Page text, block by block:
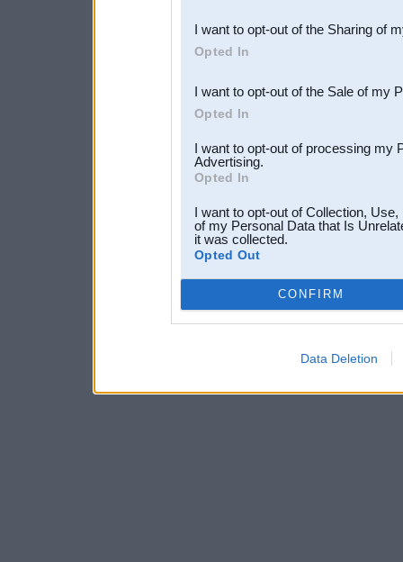
Downstream Participants
third parties.
I want to opt-out of the Sharing of
Opted In
I want to opt-out of the Sale of my
Opted In
I want to opt-out of processing my
Advertising.
Opted In
I want to opt-out of Collection,
of my Personal Data that Is
it was collected.
Opted Out
CONFIRM
Data Deletion